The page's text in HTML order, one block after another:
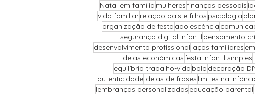
Natal em família mulheresfinanças pessoais
vida familiarrelação pais e filhos psicologia
organização de festa adolescência
segurança digital infantil pensamento
desenvolvimento profissional laços familiares
ideias económicasfesta infantil simples
equilíbrio trabalho-vida bolo decoração
autenticidadeIdeias de frases limites na
lembranças personalizadas educação parental